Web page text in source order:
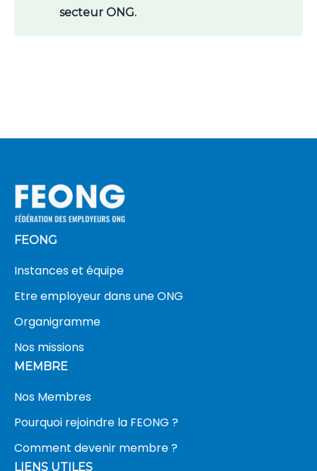
secteur ONG.
FEONG
Instances et équipe
Etre employeur dans une ONG
Organigramme
Nos missions
MEMBRE
Nos Membres
Pourquoi rejoindre la FEONG ?
Comment devenir membre ?
LIENS UTILES